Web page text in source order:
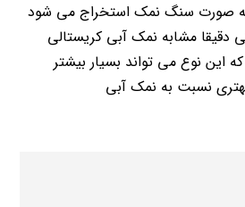
به صورت سنگ نمک استخراج می شود
دقیقا مشابه نمک آبی کریستالی
این نوع می تواند بسیار بیشتر
نسبت به نمک آبی